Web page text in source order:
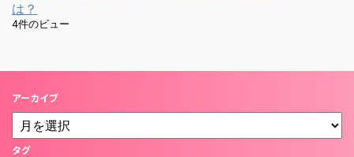
は？
4件のビュー
アーカイブ
タグ